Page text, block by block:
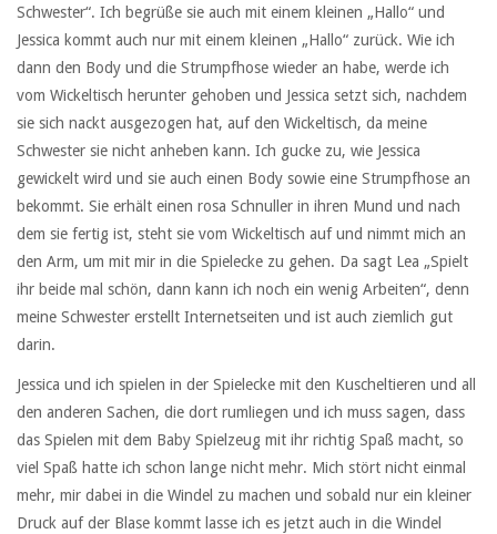
Schwester“. Ich begrüße sie auch mit einem kleinen „Hallo“ und
Jessica kommt auch nur mit einem kleinen „Hallo“ zurück. Wie ich
dann den Body und die Strumpfhose wieder an habe, werde ich
vom Wickeltisch herunter gehoben und Jessica setzt sich, nachdem
sie sich nackt ausgezogen hat, auf den Wickeltisch, da meine
Schwester sie nicht anheben kann. Ich gucke zu, wie Jessica
gewickelt wird und sie auch einen Body sowie eine Strumpfhose an
bekommt. Sie erhält einen rosa Schnuller in ihren Mund und nach
dem sie fertig ist, steht sie vom Wickeltisch auf und nimmt mich an
den Arm, um mit mir in die Spielecke zu gehen. Da sagt Lea „Spielt
ihr beide mal schön, dann kann ich noch ein wenig Arbeiten“, denn
meine Schwester erstellt Internetseiten und ist auch ziemlich gut
darin.
Jessica und ich spielen in der Spielecke mit den Kuscheltieren und all
den anderen Sachen, die dort rumliegen und ich muss sagen, dass
das Spielen mit dem Baby Spielzeug mit ihr richtig Spaß macht, so
viel Spaß hatte ich schon lange nicht mehr. Mich stört nicht einmal
mehr, mir dabei in die Windel zu machen und sobald nur ein kleiner
Druck auf der Blase kommt lasse ich es jetzt auch in die Windel